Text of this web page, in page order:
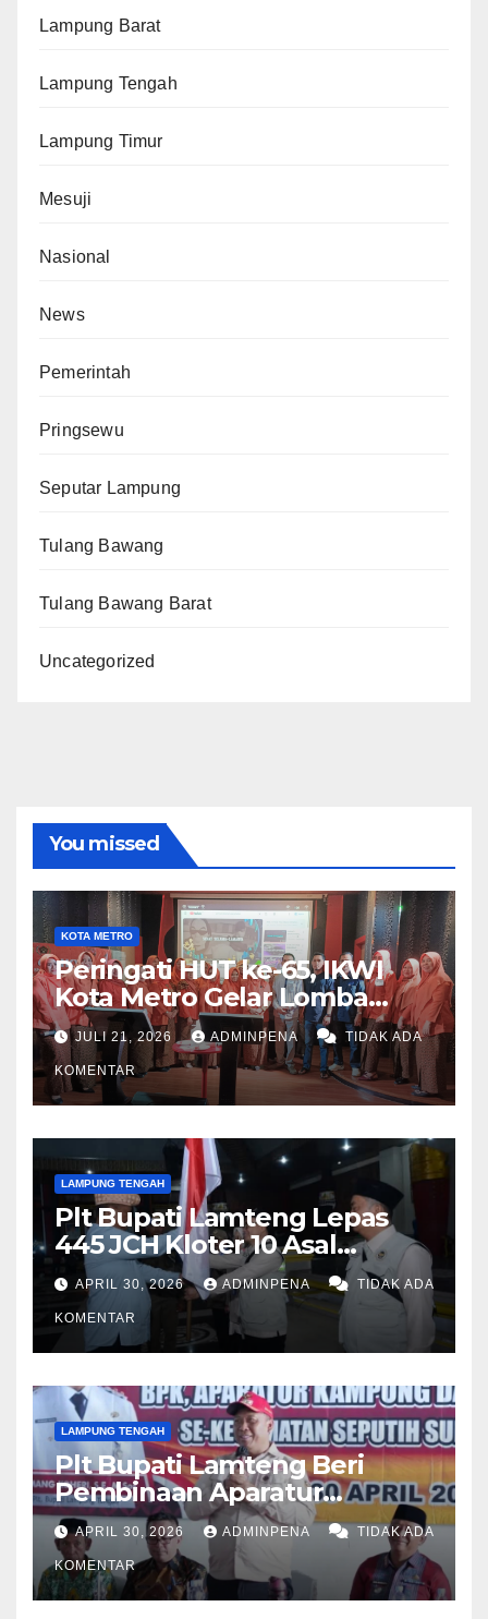
Lampung Barat
Lampung Tengah
Lampung Timur
Mesuji
Nasional
News
Pemerintah
Pringsewu
Seputar Lampung
Tulang Bawang
Tulang Bawang Barat
Uncategorized
You missed
KOTA METRO
Peringati HUT ke-65, IKWI
Kota Metro Gelar Lomba
Fashion Show
JULI 21, 2026 ADMINPENA TIDAK ADA
KOMENTAR
LAMPUNG TENGAH
Plt Bupati Lamteng Lepas
445 JCH Kloter 10 Asal
Lamteng
APRIL 30, 2026 ADMINPENA TIDAK ADA
KOMENTAR
LAMPUNG TENGAH
Plt Bupati Lamteng Beri
Pembinaan Aparatur
Kampung
APRIL 30, 2026 ADMINPENA TIDAK ADA
KOMENTAR